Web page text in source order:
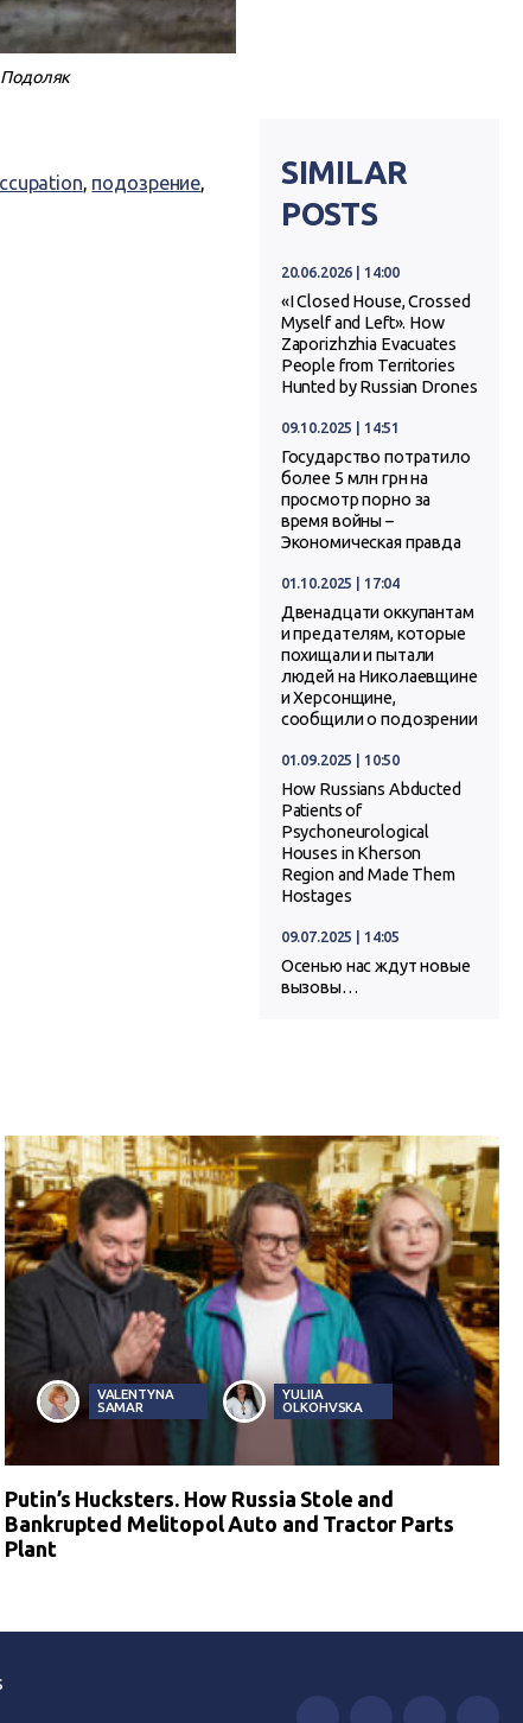
, подозрение,
SIMILAR
POSTS
20.06.2026 | 14:00
«I Closed House, Crossed
Myself and Left». How
Zaporizhzhia Evacuates
People from Territories
Hunted by Russian Drones
09.10.2025 | 14:51
Государство потратило
более 5 млн грн на
просмотр порно за
время войны –
Экономическая правда
01.10.2025 | 17:04
Двенадцати оккупантам
и предателям, которые
похищали и пытали
людей на Николаевщине
и Херсонщине,
сообщили о подозрении
01.09.2025 | 10:50
How Russians Abducted
Patients of
Psychoneurological
Houses in Kherson
Region and Made Them
Hostages
09.07.2025 | 14:05
Осенью нас ждут новые
вызовы…
VALENTYNA
SAMAR
YULIIA
OLKOHVSKA
Putin’s Hucksters. How Russia Stole and
Bankrupted Melitopol Auto and Tractor Parts
Plant